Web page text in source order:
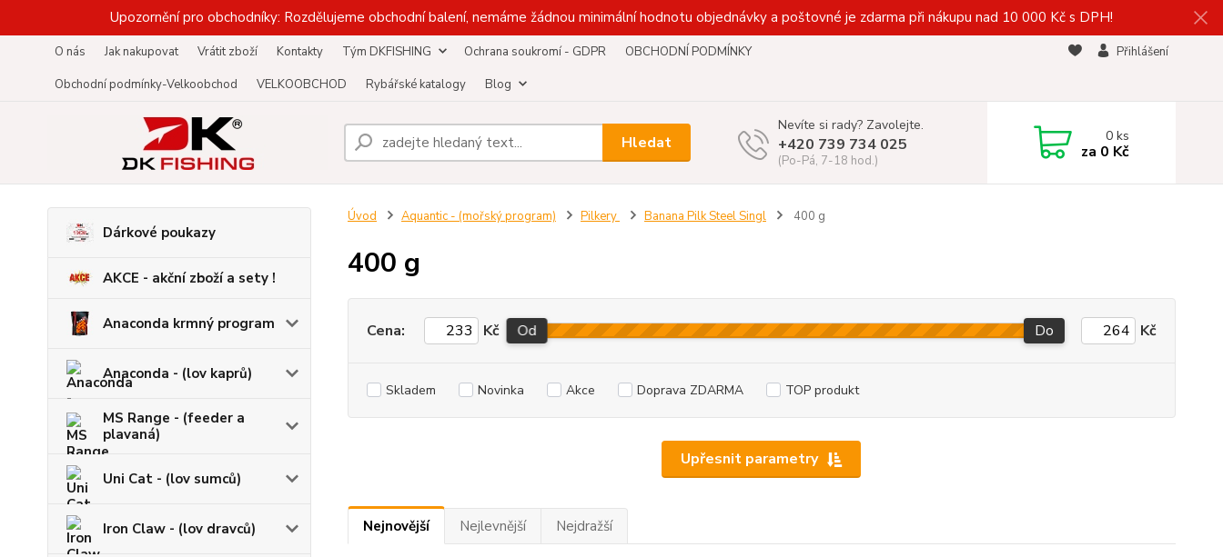
Upozornění pro obchodníky: Rozdělujeme obchodní balení, nemáme žádnou minimální hodnotu objednávky a poštovné je zdarma při nákupu nad 10 000 Kč s DPH!
O nás Jak nakupovat Vrátit zboží Kontakty Tým DKFISHING Ochrana soukromí - GDPR
OBCHODNÍ PODMÍNKY
Obchodní podmínky-Velkoobchod
VELKOOBCHOD Rybářské katalogy Blog
Přihlášení
Hledat
Nevíte si rady? Zavolejte.
+420 739 734 025
(Po-Pá, 7-18 hod.)
0ks
za 0 Kč
Dárkové poukazy
AKCE - akční zboží a sety !
Anaconda krmný program
Anaconda - (lov kaprů)
MS Range - (feeder a
plavaná)
Uni Cat - (lov sumců)
Iron Claw - (lov dravců)
Úvod Aquantic - (mořský program) Pilkery Banana Pilk Steel Singl 400 g
400 g
Upřesnit parametry
Cena: Kč Od Do Kč
Skladem Novinka Akce Doprava ZDARMA TOP produkt
Nejnovější Nejlevnější Nejdražší